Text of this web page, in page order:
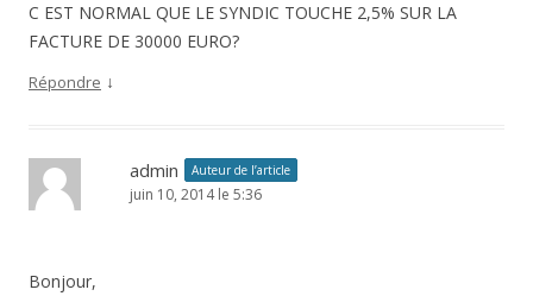
C EST NORMAL QUE LE SYNDIC TOUCHE 2,5% SUR LA
FACTURE DE 30000 EURO?
Répondre ↓
admin Auteur de l’article
juin 10, 2014 le 5:36
Bonjour,